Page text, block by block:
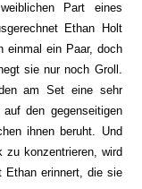
Part eines
Ethan Holt
einmal ein Paar, doch
sie nur noch Groll.
am Set eine sehr
den gegenseitigen
ihnen beruht. Und
konzentrieren, wird
Ethan erinnert, die sie